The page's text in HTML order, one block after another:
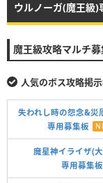
ウルノーガ(魔王級
魔王級攻略マルチ
人気のボス攻略掲
失われし時の怨念&災
専用募集板
魔星神イライザ(
専用募集板